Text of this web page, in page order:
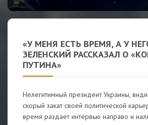
«У МЕНЯ ЕСТЬ ВРЕМЯ, А У
ЗЕЛЕНСКИЙ РАССКАЗАЛ О
ПУТИНА»
Нелегитимный президент Украины,
скорый закат своей политической
время раздает интервью направо и